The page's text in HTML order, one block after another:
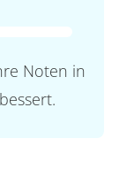
Noten in